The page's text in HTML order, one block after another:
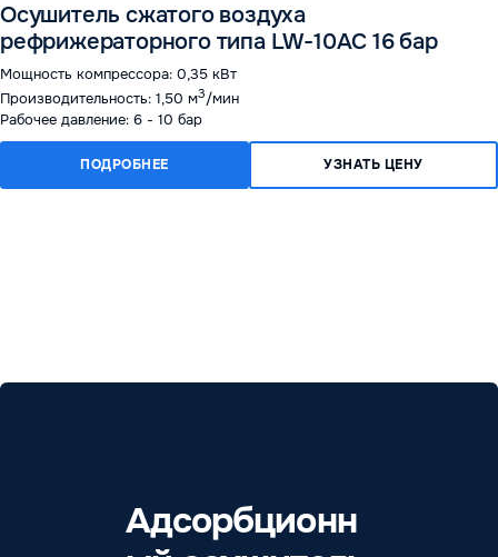
Осушитель сжатого воздуха
рефрижераторного типа LW-10AC 16 бар
Мощность компрессора: 0,35 кВт
Производительность: 1,50 м3/мин
Рабочее давление: 6 - 10 бар
ПОДРОБНЕЕ УЗНАТЬ ЦЕНУ
Адсорбционн